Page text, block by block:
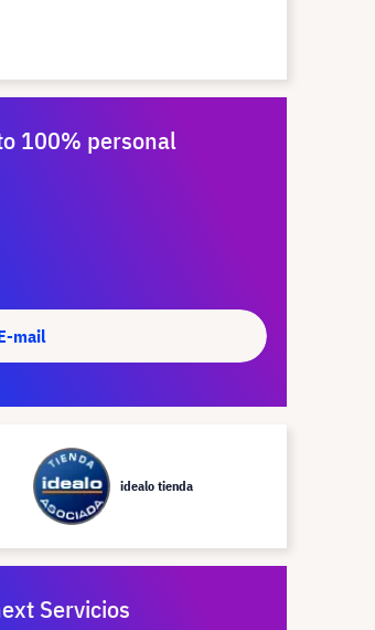
100% personal
mail
idealo tienda
Servicios